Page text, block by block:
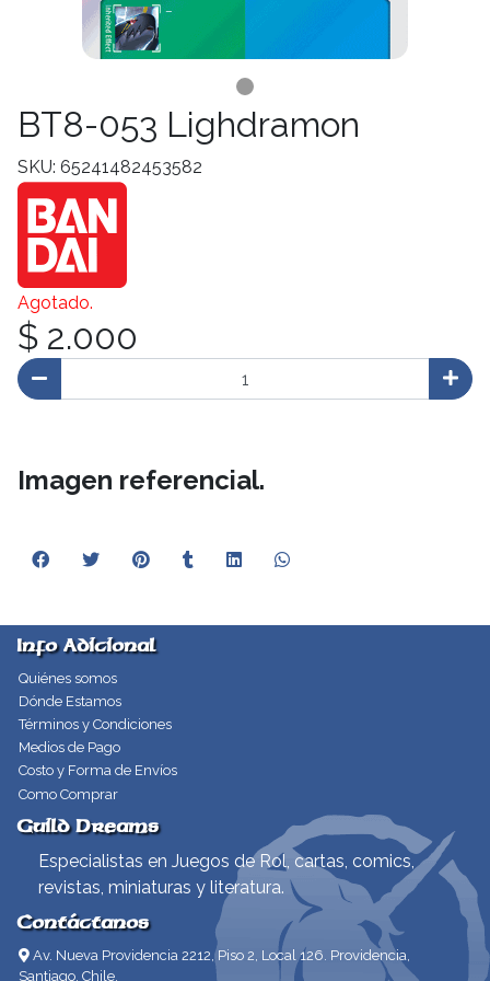
BT8-053 Lighdramon
SKU: 65241482453582
Agotado.
$ 2.000
Imagen referencial.
Info Adicional
Quiénes somos
Dónde Estamos
Términos y Condiciones
Medios de Pago
Costo y Forma de Envíos
Como Comprar
Guild Dreams
Especialistas en Juegos de Rol, cartas, comics,
revistas, miniaturas y literatura.
Contáctanos
Av. Nueva Providencia 2212, Piso 2, Local 126. Providencia,
Santiago, Chile.